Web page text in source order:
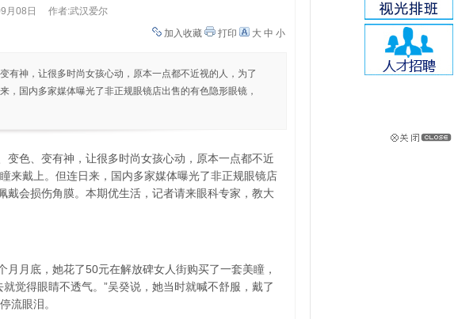
月08日
作者:武汉爱尔
加入收藏
打印 大 中 小
有神，让很多时尚女孩心动，原本一点都不近视的人，为了
，国内多家媒体曝光了非正规眼镜店出售的有色隐形眼镜，
变色、变有神，让很多时尚女孩心动，原本一点都不近
来戴上。但连日来，国内多家媒体曝光了非正规眼镜店
戴会损伤角膜。本期优生活，记者请来眼科专家，教大
月底，她花了50元在解放碑女人街购买了一套美瞳，
觉得眼睛不透气。”吴癸说，她当时就喊不舒服，戴了
流眼泪。